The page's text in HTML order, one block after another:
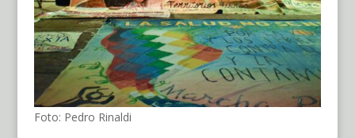
Foto: Pedro Rinaldi